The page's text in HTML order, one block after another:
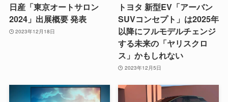
日産「東京オートサロン
2024」出展概要 発表
2023年12月18日
トヨタ 新型EV「アーバン
SUVコンセプト」は2025年
以降にフルモデルチェンジ
する未来の「ヤリスクロ
ス」かもしれない
2023年12月5日